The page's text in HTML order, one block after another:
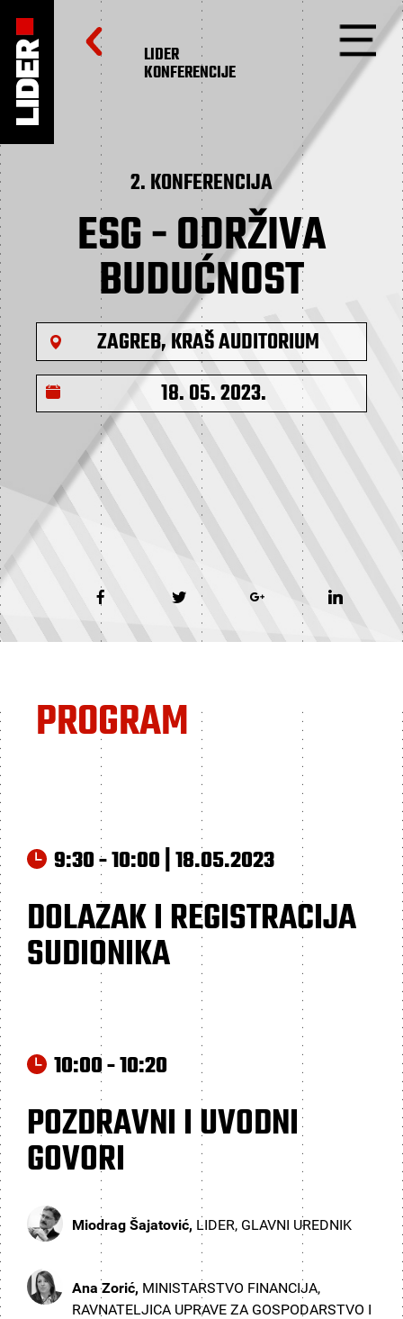
LIDER
KONFERENCIJE
2. KONFERENCIJA
ESG - ODRŽIVA
BUDUĆNOST
ZAGREB, KRAŠ AUDITORIUM
18. 05. 2023.
PROGRAM
9:30 - 10:00 | 18.05.2023
DOLAZAK I REGISTRACIJA
SUDIONIKA
10:00 - 10:20
POZDRAVNI I UVODNI
GOVORI
Miodrag Šajatović, LIDER, GLAVNI UREDNIK
Ana Zorić, MINISTARSTVO FINANCIJA,
RAVNATELJICA UPRAVE ZA GOSPODARSTVO I